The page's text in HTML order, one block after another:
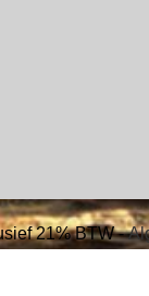
21% BTW -